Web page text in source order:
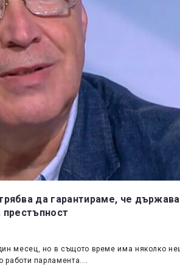
да гарантираме, че
престъпност
месец, но в същото време има няколко
работи парламента.…